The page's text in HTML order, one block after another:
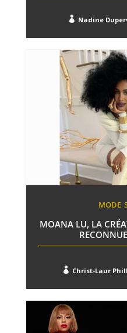
 Nadine
MODE
MOANA LU, LA
 Christ-Laur